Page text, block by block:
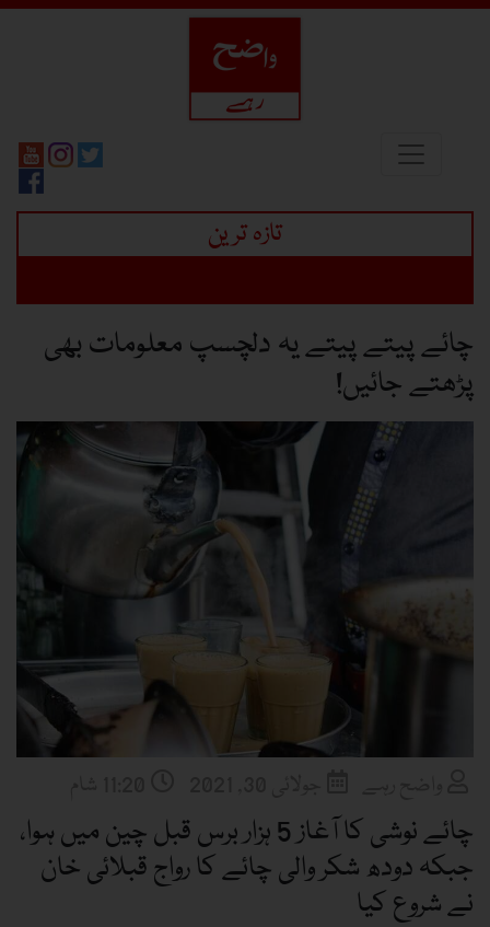
تازہ ترین
چائے پیتے پیتے یہ دلچسپ معلومات بھی
پڑھتے جائیں!
چائے نوشی کا آغاز 5 ہزار برس قبل چین میں ہوا،
جبکہ دودھ شکر والی چائے کا رواج قبلائی خان
نے شروع کیا